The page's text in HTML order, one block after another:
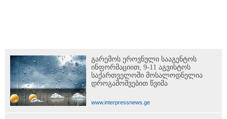
გარემოს ეროვნული სააგენტოს
ინფორმაციით, 9-11 აგვისტოს
საქართველოში მოსალოდნელია
დროგამოშვებით წვიმა
www.interpressnews.ge